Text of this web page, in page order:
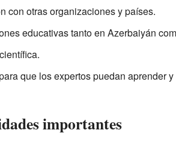
con otras organizaciones y países.
educativas tanto en Azerbaiyán
que los expertos puedan aprender
importantes